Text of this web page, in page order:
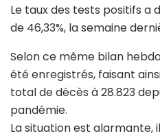
Le taux des tests positifs a
de 46,33%, la semaine
Selon ce même bilan
été enregistrés, faisant
total de décès à 28.823
pandémie.
La situation est